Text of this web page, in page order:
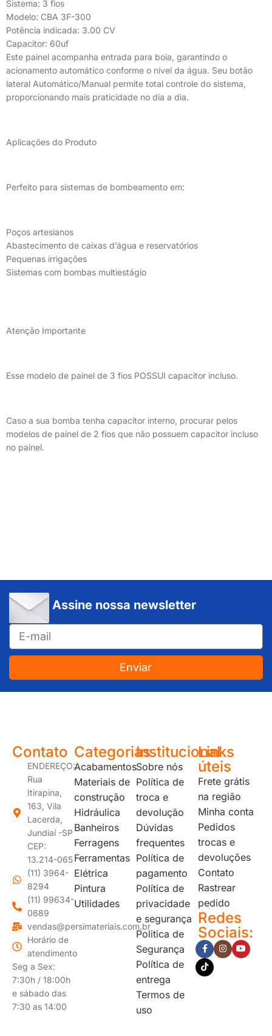
Sistema: 3 fios
Modelo: CBA 3F-300
Potência indicada: 3.00 CV
Capacitor: 60uf
Este painel acompanha entrada para boia, garantindo o
acionamento automático conforme o nível da água. Seu botão
lateral Automático/Manual permite total controle do sistema,
proporcionando mais praticidade no dia a dia.
Aplicações do Produto
Perfeito para sistemas de bombeamento em:
Poços artesianos
Abastecimento de caixas d’água e reservatórios
Pequenas irrigações
Sistemas com bombas multiestágio
Atenção Importante
Esse modelo de painel de 3 fios POSSUI capacitor incluso.
Caso a sua bomba tenha capacitor interno, procurar pelos
modelos de painel de 2 fios que não possuem capacitor incluso
no painel.
Assine nossa newsletter
Enviar
Contato
ENDEREÇO:
Rua
Itirapina,
163, Vila
Lacerda,
Jundiaí -SP
CEP:
13.214-065
(11) 3964-
8294
(11) 99634-
0689
vendas@persimateriais.com.br
Horário de
atendimento
Seg a Sex:
7:30h / 18:00h
e sábado das
7:30 as 14:00
Categorias
Acabamentos
Materiais de
construção
Hidráulica
Banheiros
Ferragens
Ferramentas
Elétrica
Pintura
Utilidades
Institucional
Sobre nós
Política de
troca e
devolução
Dúvidas
frequentes
Política de
pagamento
Política de
privacidade
e segurança
Politica de
Segurança
Política de
entrega
Termos de
uso
Links
úteis
Frete grátis
na região
Minha conta
Pedidos
trocas e
devoluções
Contato
Rastrear
pedido
Redes
Sociais: